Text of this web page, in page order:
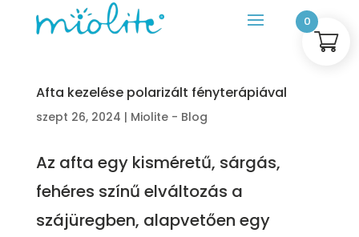
Afta kezelése polarizált fényterápiával
szept 26, 2024 | Miolite - Blog
Az afta egy kisméretű, sárgás,
fehéres színű elváltozás a
szájüregben, alapvetően egy
0